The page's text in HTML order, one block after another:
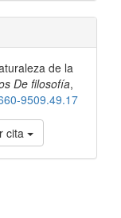
de la
De filosofía,
9509.49.17
cita